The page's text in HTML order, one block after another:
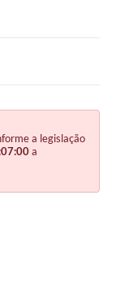
a legislação
a